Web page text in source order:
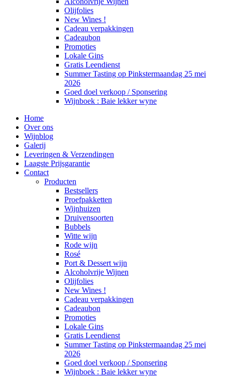
Olijfolies
New Wines !
Cadeau verpakkingen
Cadeaubon
Promoties
Lokale Gins
Gratis Leendienst
Summer Tasting op Pinkstermaandag 25 mei
2026
Goed doel verkoop / Sponsering
Wijnboek : Baie lekker wyne
Home
Over ons
Wijnblog
Galerij
Leveringen & Verzendingen
Laagste Prijsgarantie
Contact
Producten
Bestsellers
Proefpakketten
Wijnhuizen
Druivensoorten
Bubbels
Witte wijn
Rode wijn
Rosé
Port & Dessert wijn
Alcoholvrije Wijnen
Olijfolies
New Wines !
Cadeau verpakkingen
Cadeaubon
Promoties
Lokale Gins
Gratis Leendienst
Summer Tasting op Pinkstermaandag 25 mei
2026
Goed doel verkoop / Sponsering
Wijnboek : Baie lekker wyne